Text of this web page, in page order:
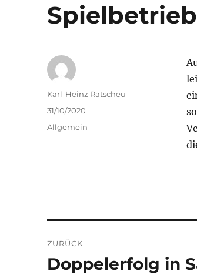
Autor
Karl-Heinz Ratscheu
Veröffentlicht
am
31/10/2020
Kategorien
Allgemein
ZURÜCK
Vorheriger
Doppelerfolg in